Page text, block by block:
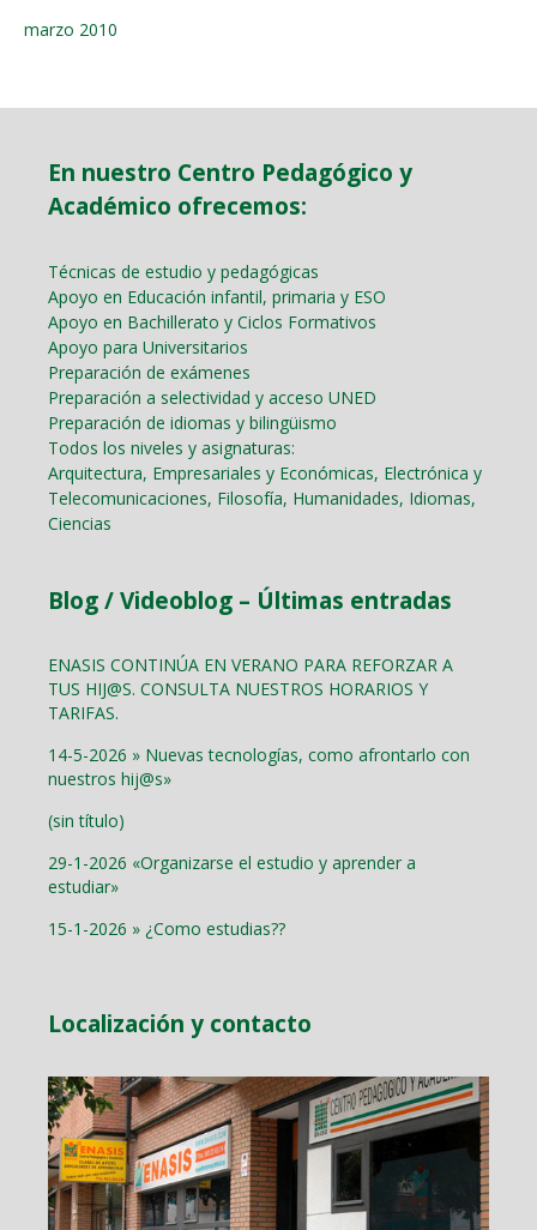
marzo 2010
En nuestro Centro Pedagógico y
Académico ofrecemos:
Técnicas de estudio y pedagógicas
Apoyo en Educación infantil, primaria y ESO
Apoyo en Bachillerato y Ciclos Formativos
Apoyo para Universitarios
Preparación de exámenes
Preparación a selectividad y acceso UNED
Preparación de idiomas y bilingüismo
Todos los niveles y asignaturas:
Arquitectura, Empresariales y Económicas, Electrónica y
Telecomunicaciones, Filosofía, Humanidades, Idiomas,
Ciencias
Blog / Videoblog – Últimas entradas
ENASIS CONTINÚA EN VERANO PARA REFORZAR A
TUS HIJ@S. CONSULTA NUESTROS HORARIOS Y
TARIFAS.
14-5-2026 » Nuevas tecnologías, como afrontarlo con
nuestros hij@s»
(sin título)
29-1-2026 «Organizarse el estudio y aprender a
estudiar»
15-1-2026 » ¿Como estudias??
Localización y contacto